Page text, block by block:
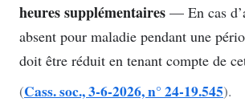
heures supplémentaires — En cas
absent pour maladie pendant une
doit être réduit en tenant compte de
(Cass. soc., 3-6-2026, n° 24-19.545).